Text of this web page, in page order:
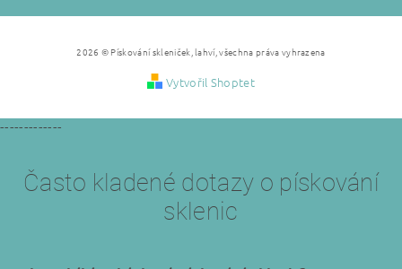
2026 © Pískování skleniček, lahví, všechna práva vyhrazena
Vytvořil Shoptet
-------------
Často kladené dotazy o pískování
sklenic